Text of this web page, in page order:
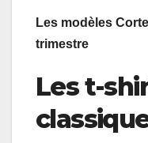
Les modèles
trimestre
Les t-